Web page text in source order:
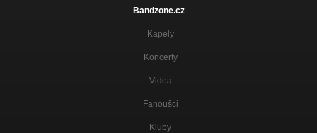
Bandzone.cz
Kapely
Koncerty
Videa
Fanoušci
Kluby